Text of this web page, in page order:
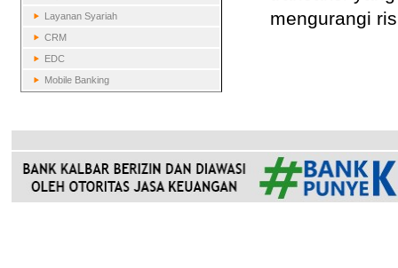
Layanan Syariah
CRM
EDC
Mobile Banking
mengurangi